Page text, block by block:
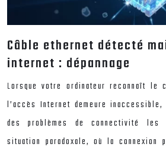
Câble ethernet détecté
internet : dépannage
Lorsque votre ordinateur reconnaît le
l’accès Internet demeure
des problèmes de connectivité les
situation paradoxale, où la connexion